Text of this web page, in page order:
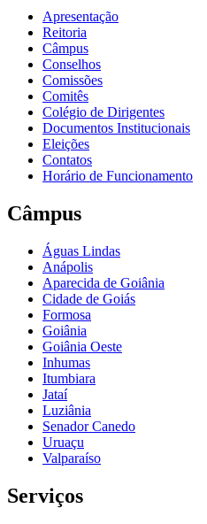
Apresentação
Reitoria
Câmpus
Conselhos
Comissões
Comitês
Colégio de Dirigentes
Documentos Institucionais
Eleições
Contatos
Horário de Funcionamento
Câmpus
Águas Lindas
Anápolis
Aparecida de Goiânia
Cidade de Goiás
Formosa
Goiânia
Goiânia Oeste
Inhumas
Itumbiara
Jataí
Luziânia
Senador Canedo
Uruaçu
Valparaíso
Serviços